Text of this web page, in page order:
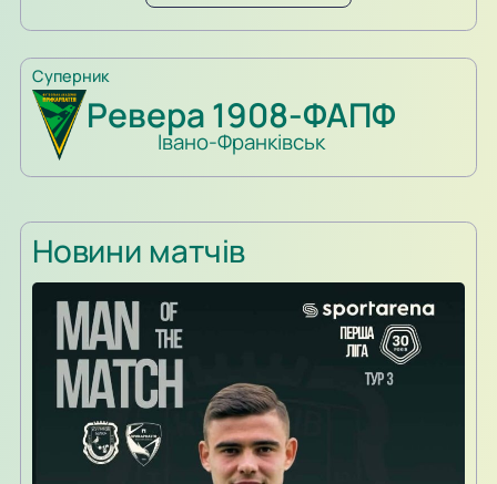
Суперник
Ревера 1908-ФАПФ
Івано-Франківськ
Новини матчів